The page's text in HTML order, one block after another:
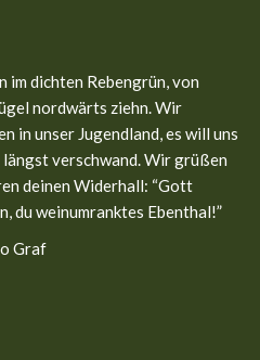
dichten Rebengrün, von
nordwärts ziehn. Wir
in unser Jugendland, es will uns
längst verschwand. Wir grüßen
deinen Widerhall: “Gott
du weinumranktes Ebenthal!”
Graf